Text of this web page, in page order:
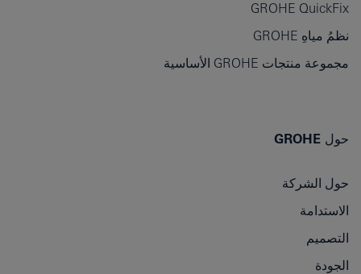
GROHE QuickFix
نظمُ مياهِ GROHE
مجموعة منتجات GROHE الأساسية
حول GROHE
حول الشركة
الاستدامة
التصميم
الجودة